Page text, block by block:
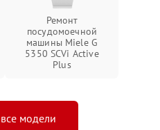
Ремонт
посудомоечной
машины Miele G
5350 SCVi Active
Plus
модели